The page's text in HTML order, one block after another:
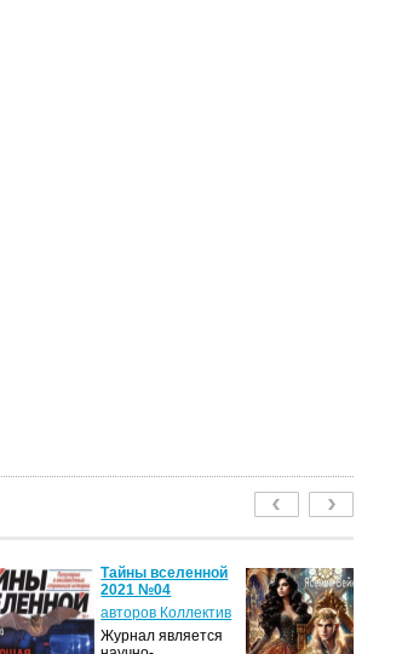
Тайны вселенной
2021 №04
авторов Коллектив
Журнал является